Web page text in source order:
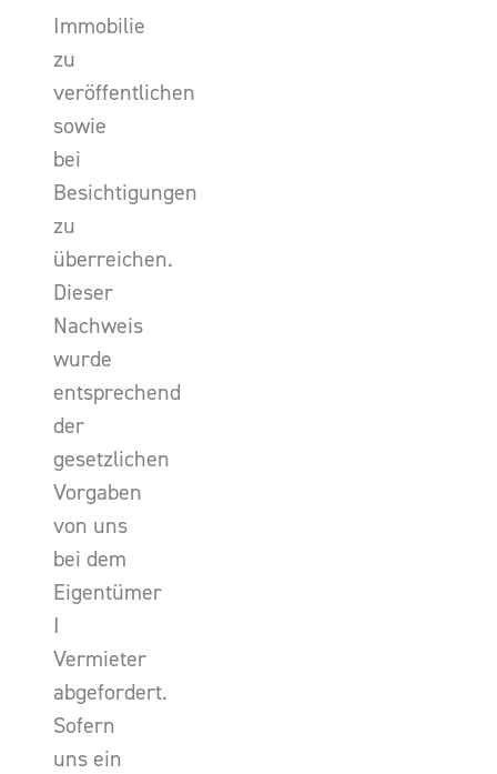
Immobilie
zu
veröffentlichen
sowie
bei
Besichtigungen
zu
überreichen.
Dieser
Nachweis
wurde
entsprechend
der
gesetzlichen
Vorgaben
von uns
bei dem
Eigentümer
I
Vermieter
abgefordert.
Sofern
uns ein